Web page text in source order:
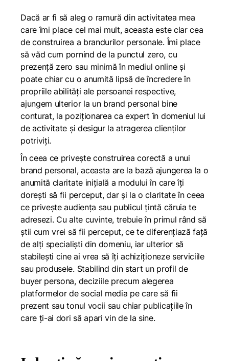
Dacă ar fi să aleg o ramură din activitatea mea
care îmi place cel mai mult, aceasta este clar cea
de construirea a brandurilor personale. Îmi place
să văd cum pornind de la punctul zero, cu
prezență zero sau minimă în mediul online și
poate chiar cu o anumită lipsă de încredere în
propriile abilități ale persoanei respective,
ajungem ulterior la un brand personal bine
conturat, la poziționarea ca expert în domeniul lui
de activitate și desigur la atragerea clienților
potriviți.
În ceea ce privește construirea corectă a unui
brand personal, aceasta are la bază ajungerea la o
anumită claritate inițială a modului în care îți
dorești să fii perceput, dar și la o claritate în ceea
ce privește audiența sau publicul țintă căruia te
adresezi. Cu alte cuvinte, trebuie în primul rând să
știi cum vrei să fii perceput, ce te diferențiază față
de alți specialiști din domeniu, iar ulterior să
stabilești cine ai vrea să îți achiziționeze serviciile
sau produsele. Stabilind din start un profil de
buyer persona, deciziile precum alegerea
platformelor de social media pe care să fii
prezent sau tonul vocii sau chiar publicațiile în
care ți-ai dori să apari vin de la sine.